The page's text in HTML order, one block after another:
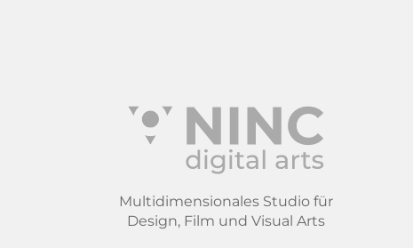
Multidimensionales Studio für
Design, Film und Visual Arts